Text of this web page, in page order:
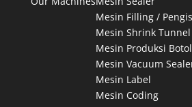
Mesin Filling /
Mesin Shrink Tunnel
Mesin Produksi
Mesin Vacuum
Mesin Label
Mesin Coding